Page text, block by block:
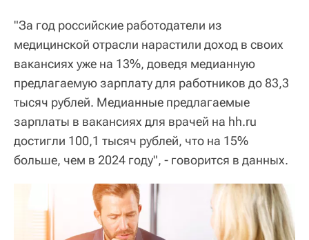
"За год российские работодатели из
медицинской отрасли нарастили доход в своих
вакансиях уже на 13%, доведя медианную
предлагаемую зарплату для работников до 83,3
тысяч рублей. Медианные предлагаемые
зарплаты в вакансиях для врачей на hh.ru
достигли 100,1 тысяч рублей, что на 15%
больше, чем в 2024 году", - говорится в данных.